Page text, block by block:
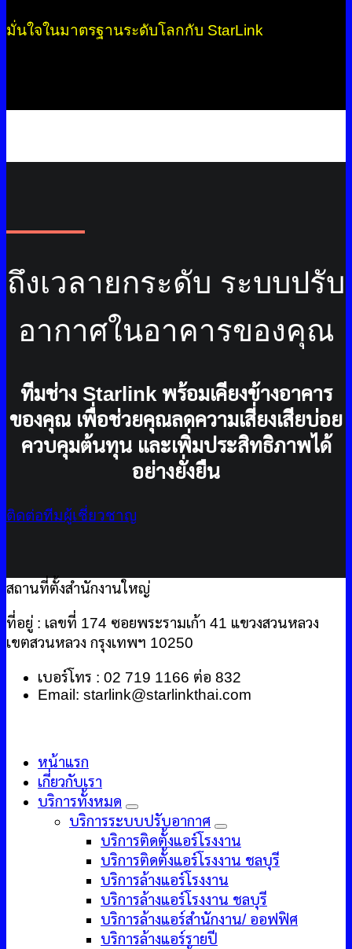
มั่นใจในมาตรฐานระดับโลกกับ StarLink
ถึงเวลายกระดับ ระบบปรับ
อากาศในอาคารของคุณ
ทีมช่าง Starlink พร้อมเคียงข้างอาคาร
ของคุณ เพื่อช่วยคุณลดความเสี่ยงเสียบ่อย
ควบคุมต้นทุน และเพิ่มประสิทธิภาพได้
อย่างยั่งยืน
ติดต่อทีมผู้เชี่ยวชาญ
สถานที่ตั้งสำนักงานใหญ่
ที่อยู่ : เลขที่ 174 ซอยพระรามเก้า 41 แขวงสวนหลวง
เขตสวนหลวง กรุงเทพฯ 10250
เบอร์โทร : 02 719 1166 ต่อ 832
Email: starlink@starlinkthai.com
หน้าแรก
เกี่ยวกับเรา
บริการทั้งหมด
บริการระบบปรับอากาศ
บริการติดตั้งแอร์โรงงาน
บริการติดตั้งแอร์โรงงาน ชลบุรี
บริการล้างแอร์โรงงาน
บริการล้างแอร์โรงงาน ชลบุรี
บริการล้างแอร์สำนักงาน/ ออฟฟิศ
บริการล้างแอร์รายปี